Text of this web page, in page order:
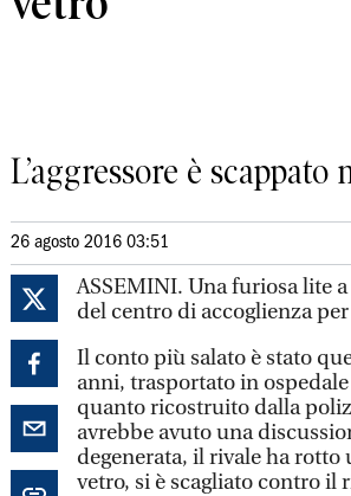
L’aggressore è
26 agosto 2016 03:51
ASSEMINI. Una furiosa lite
del centro di accoglienza
Il conto più salato è stato
anni, trasportato in
quanto ricostruito dalla
avrebbe avuto una
degenerata, il rivale ha
vetro, si è scagliato contro il